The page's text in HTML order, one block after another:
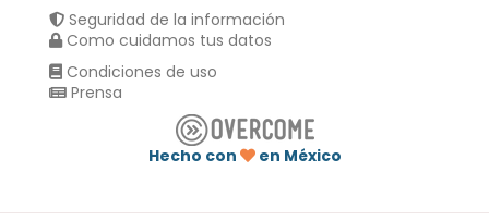
Seguridad de la información
Como cuidamos tus datos
Condiciones de uso
Prensa
Hecho con
en México